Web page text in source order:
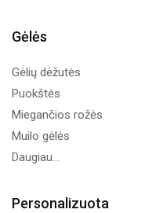
Gėlės
Gėlių dėžutės
Puokštės
Miegančios rožės
Muilo gėlės
Daugiau...
Personalizuota